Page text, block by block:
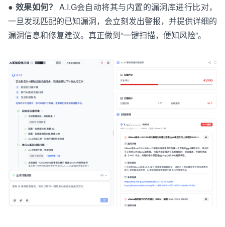
● 效果如何？ A.I.G会自动将其与内置的漏洞库进行比对，
一旦发现匹配的已知漏洞，会立刻发出警报，并提供详细的
漏洞信息和修复建议。真正做到“一键扫描， 便知风险”。